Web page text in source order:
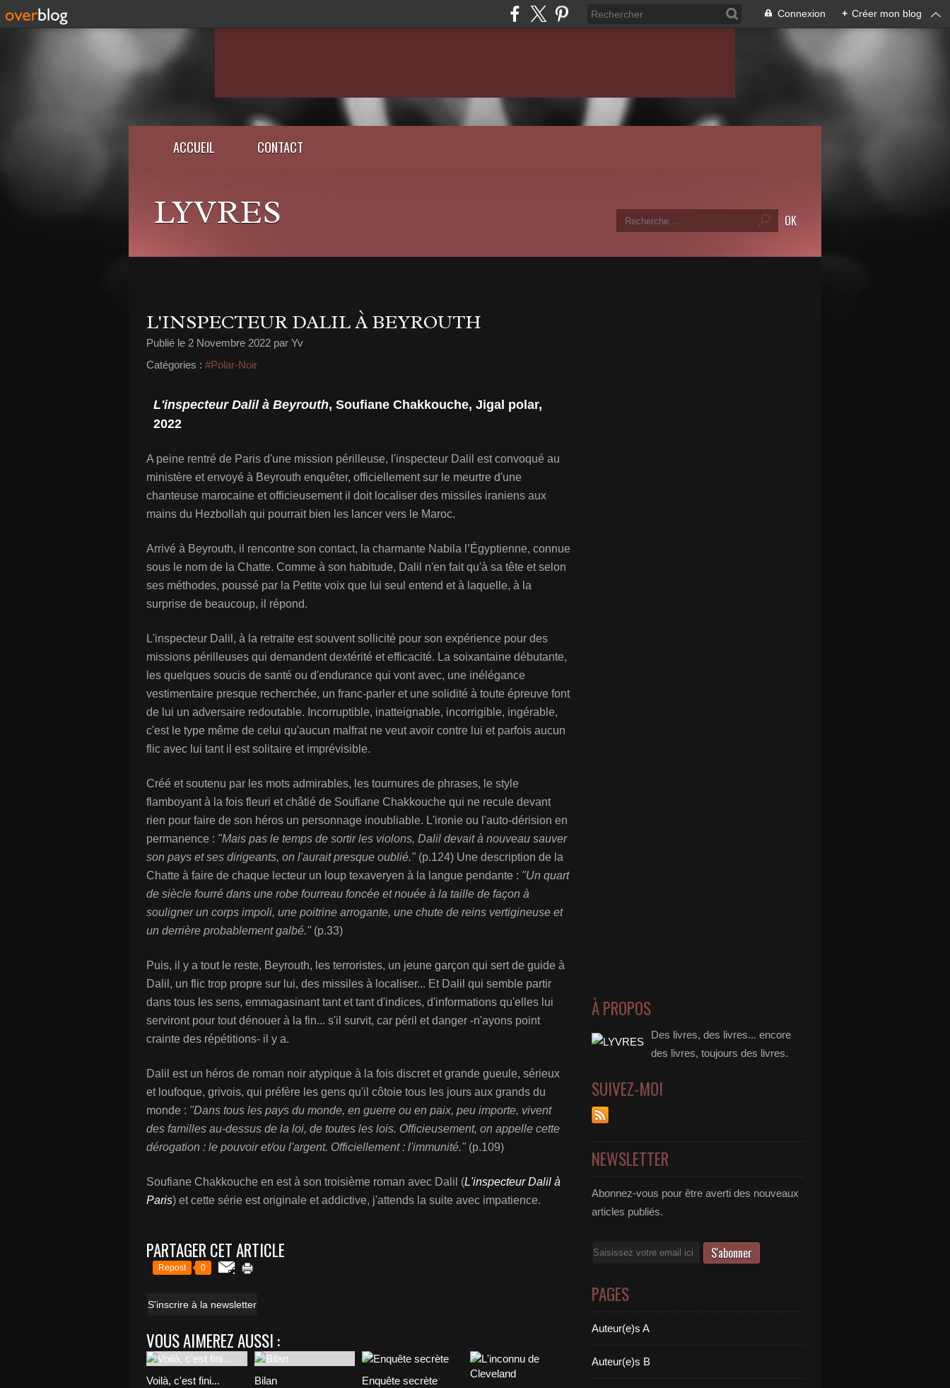
Connexion + Créer mon blog
ACCUEIL CONTACT
LYVRES
L'INSPECTEUR DALIL À BEYROUTH
Publié le 2 Novembre 2022 par Yv
Catégories : #Polar-Noir
L'inspecteur Dalil à Beyrouth, Soufiane Chakkouche, Jigal polar,
2022
A peine rentré de Paris d'une mission périlleuse, l'inspecteur Dalil est convoqué au
ministère et envoyé à Beyrouth enquêter, officiellement sur le meurtre d'une
chanteuse marocaine et officieusement il doit localiser des missiles iraniens aux
mains du Hezbollah qui pourrait bien les lancer vers le Maroc.
Arrivé à Beyrouth, il rencontre son contact, la charmante Nabila l’Égyptienne, connue
sous le nom de la Chatte. Comme à son habitude, Dalil n'en fait qu'à sa tête et selon
ses méthodes, poussé par la Petite voix que lui seul entend et à laquelle, à la
surprise de beaucoup, il répond.
L'inspecteur Dalil, à la retraite est souvent sollicité pour son expérience pour des
missions périlleuses qui demandent dextérité et efficacité. La soixantaine débutante,
les quelques soucis de santé ou d'endurance qui vont avec, une inélégance
vestimentaire presque recherchée, un franc-parler et une solidité à toute épreuve font
de lui un adversaire redoutable. Incorruptible, inatteignable, incorrigible, ingérable,
c'est le type même de celui qu'aucun malfrat ne veut avoir contre lui et parfois aucun
flic avec lui tant il est solitaire et imprévisible.
Créé et soutenu par les mots admirables, les tournures de phrases, le style
flamboyant à la fois fleuri et châtié de Soufiane Chakkouche qui ne recule devant
rien pour faire de son héros un personnage inoubliable. L'ironie ou l'auto-dérision en
permanence : "Mais pas le temps de sortir les violons, Dalil devait à nouveau sauver
son pays et ses dirigeants, on l'aurait presque oublié." (p.124) Une description de la
Chatte à faire de chaque lecteur un loup texaveryen à la langue pendante : "Un quart
de siècle fourré dans une robe fourreau foncée et nouée à la taille de façon à
souligner un corps impoli, une poitrine arrogante, une chute de reins vertigineuse et
un derrière probablement galbé." (p.33)
Puis, il y a tout le reste, Beyrouth, les terroristes, un jeune garçon qui sert de guide à
Dalil, un flic trop propre sur lui, des missiles à localiser... Et Dalil qui semble partir
dans tous les sens, emmagasinant tant et tant d'indices, d'informations qu'elles lui
serviront pour tout dénouer à la fin... s'il survit, car péril et danger -n'ayons point
crainte des répétitions- il y a.
Dalil est un héros de roman noir atypique à la fois discret et grande gueule, sérieux
et loufoque, grivois, qui préfère les gens qu'il côtoie tous les jours aux grands du
monde : "Dans tous les pays du monde, en guerre ou en paix, peu importe, vivent
des familles au-dessus de la loi, de toutes les lois. Officieusement, on appelle cette
dérogation : le pouvoir et/ou l'argent. Officiellement : l'immunité." (p.109)
Soufiane Chakkouche en est à son troisième roman avec Dalil (L'inspecteur Dalil à
Paris) et cette série est originale et addictive, j'attends la suite avec impatience.
PARTAGER CET ARTICLE
Repost 0
S'inscrire à la newsletter
VOUS AIMEREZ AUSSI :
Voilà, c'est fini... Bilan
Enquête secrète
À PROPOS
Des livres, des livres... encore
des livres, toujours des livres.
SUIVEZ-MOI
NEWSLETTER
Abonnez-vous pour être averti des nouveaux
articles publiés.
Email
PAGES
Auteur(e)s A
Auteur(e)s B